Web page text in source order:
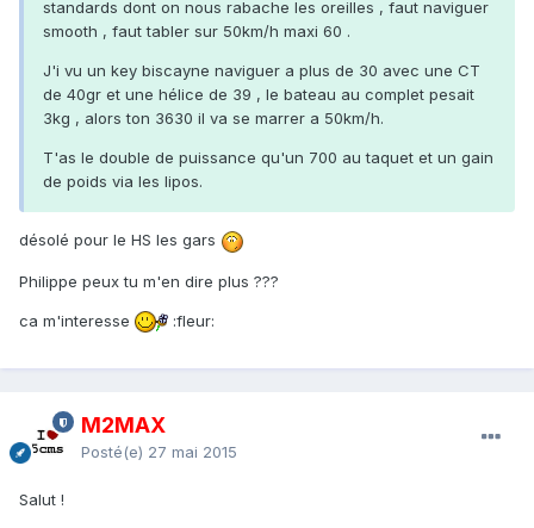
standards dont on nous rabache les oreilles , faut naviguer
smooth , faut tabler sur 50km/h maxi 60 .
J'i vu un key biscayne naviguer a plus de 30 avec une CT
de 40gr et une hélice de 39 , le bateau au complet pesait
3kg , alors ton 3630 il va se marrer a 50km/h.
T'as le double de puissance qu'un 700 au taquet et un gain
de poids via les lipos.
désolé pour le HS les gars
Philippe peux tu m'en dire plus ???
ca m'interesse :fleur:
M2MAX
Posté(e) 27 mai 2015
Salut !